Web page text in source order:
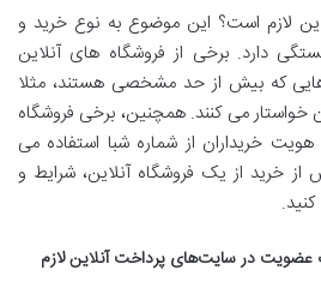
لازم است؟ این موضوع به نوع خرید و
دارد. برخی از فروشگاه های آنلاین
که بیش از حد مشخصی هستند، مثلا
خواستار می کنند. همچنین، برخی فروشگاه
هویت خریداران از شماره شبا استفاده می
از خرید از یک فروشگاه آنلاین، شرایط و
عضویت در سایت‌های پرداخت آنلاین لازم